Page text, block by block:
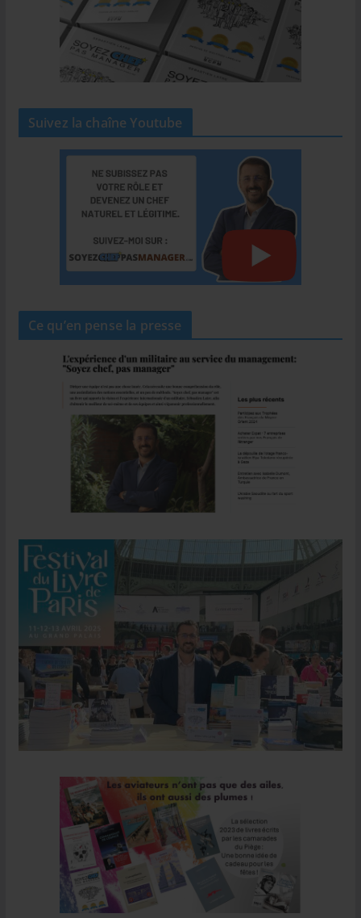
Suivez la chaîne Youtube
Ce qu’en pense la presse